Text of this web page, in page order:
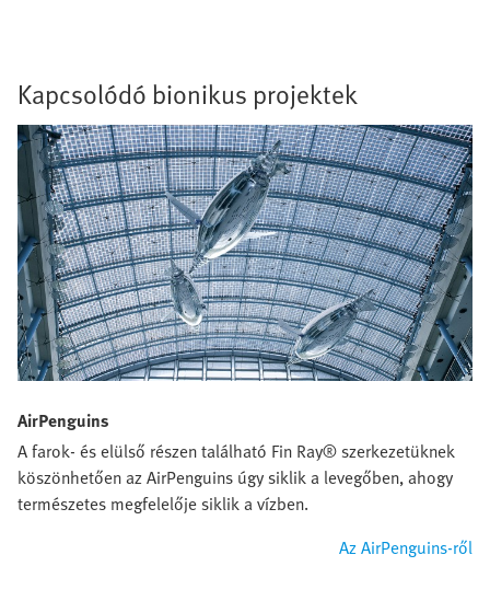
Kapcsolódó bionikus projektek
AirPenguins
A farok- és elülső részen található Fin Ray® szerkezetüknek
köszönhetően az AirPenguins úgy siklik a levegőben, ahogy
természetes megfelelője siklik a vízben.
Az AirPenguins-ről